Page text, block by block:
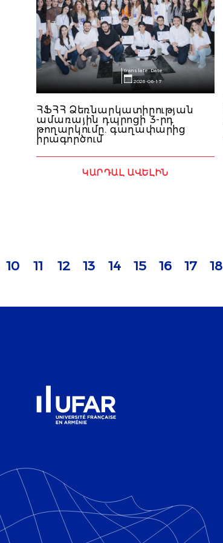
translate.Date
2026-06-17
ՀՖՀՀ Ձեռնարկատիրության
ամառային դպրոցի 3-րդ
թողարկումը. գաղափարից
իրագործում
ԿԱՐԴԱԼ ԱՎԵԼԻՆ
10 11 12 13 14 15 16 17 18